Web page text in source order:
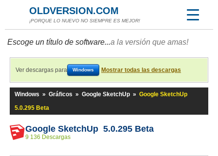
OLDVERSION.COM
¡PORQUE LO NUEVO NO SIEMPRE ES MEJOR!
Escoge un título de software...a la versión que amas!
Ver descargas para Windows Mostrar todas las descargas
Windows » Gráficos » Google SketchUp » Google SketchUp
5.0.295 Beta
Google SketchUp 5.0.295 Beta
9 136 Descargas